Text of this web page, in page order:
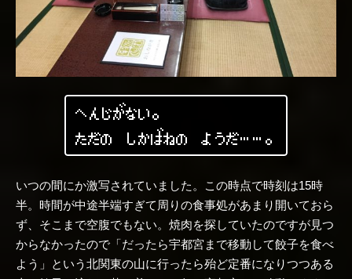
へんじがない。
ただの しかばねの ようだ……。
いつの間にか激写されていました。この時点で時刻は15時
半。時間が中途半端すぎて周りの食事処があまり開いておら
ず、そこまで空腹でもない。焼肉を探していたのですが見つ
からなかったので「だったら宇都宮まで移動して餃子を食べ
よう」という北関東の山に行ったら殆ど定番になりつつある